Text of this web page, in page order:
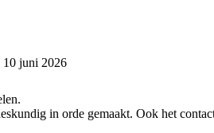
10 juni 2026
in orde gemaakt. Ook het